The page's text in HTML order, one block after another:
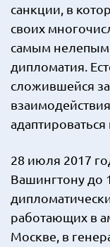
санкции, в
своих
самым нелепым
дипломатия.
сложившейся
адаптироваться
28 июля 2017
Вашингтону до
работающих в
Москве, в